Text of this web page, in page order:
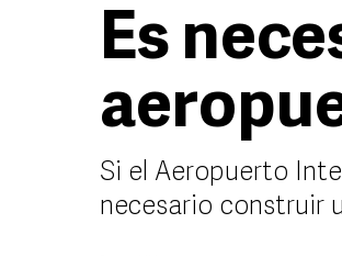
Es
Si el Aeropuerto
necesario construir